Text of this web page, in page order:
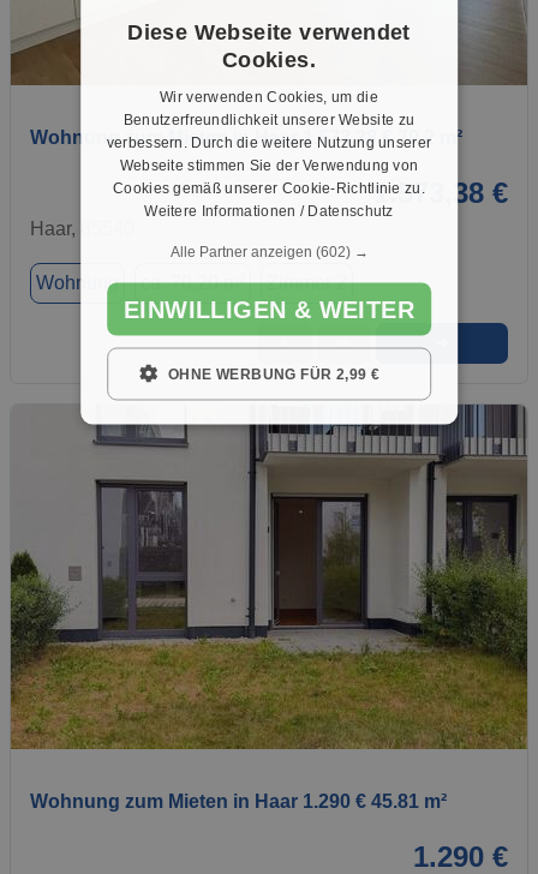
Wohnung zum Mieten in Haar 1.573,38 € 70.2 m²
1.573,38 €
Haar, 85540
Wohnung ca. 70,20 m² Zimmer 2
★ ➦
1 / 1
Wohnung zum Mieten in Haar 1.290 € 45.81 m²
1.290 €
Diese Webseite verwendet
Cookies.
Wir verwenden Cookies, um die
Benutzerfreundlichkeit unserer Website zu
verbessern. Durch die weitere Nutzung unserer
Webseite stimmen Sie der Verwendung von
Cookies gemäß unserer Cookie-Richtlinie zu.
Weitere Informationen / Datenschutz
Alle Partner anzeigen (602) →
EINWILLIGEN & WEITER
OHNE WERBUNG FÜR 2,99 €